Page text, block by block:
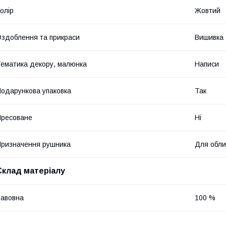
Жовтий
та прикраси Вишивка
декору, малюнка Написи
упаковка Так
Ні
рушника Для
матеріалу
100 %